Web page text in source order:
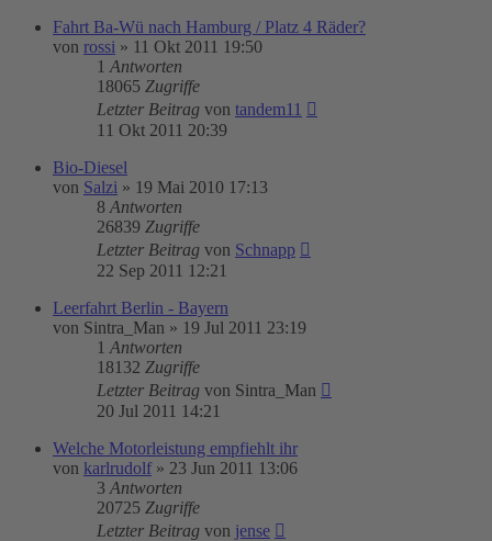
Fahrt Ba-Wü nach Hamburg / Platz 4 Räder?
von rossi » 11 Okt 2011 19:50
1 Antworten
18065 Zugriffe
Letzter Beitrag von tandem11
11 Okt 2011 20:39
Bio-Diesel
von Salzi » 19 Mai 2010 17:13
8 Antworten
26839 Zugriffe
Letzter Beitrag von Schnapp
22 Sep 2011 12:21
Leerfahrt Berlin - Bayern
von Sintra_Man » 19 Jul 2011 23:19
1 Antworten
18132 Zugriffe
Letzter Beitrag von Sintra_Man
20 Jul 2011 14:21
Welche Motorleistung empfiehlt ihr
von karlrudolf » 23 Jun 2011 13:06
3 Antworten
20725 Zugriffe
Letzter Beitrag von jense